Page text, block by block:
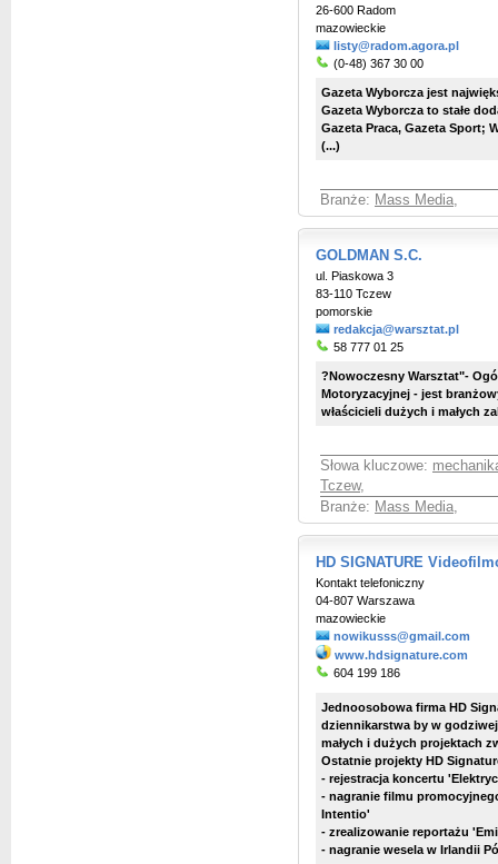
26-600 Radom
mazowieckie
listy@radom.agora.pl
(0-48) 367 30 00
Gazeta Wyborcza jest
Gazeta Wyborcza to stałe
Gazeta Praca, Gazeta Sport;
(...)
Branże: Mass Media,
GOLDMAN S.C.
ul. Piaskowa 3
83-110 Tczew
pomorskie
redakcja@warsztat.pl
58 777 01 25
?Nowoczesny Warsztat"-
Motoryzacyjnej - jest
właścicieli dużych i małych
Słowa kluczowe:
Tczew,
Branże: Mass Media,
HD SIGNATURE
Kontakt telefoniczny
04-807 Warszawa
mazowieckie
nowikusss@gmail.com
www.hdsignature.com
604 199 186
Jednoosobowa firma HD
dziennikarstwa by w
małych i dużych projektach
Ostatnie projekty HD
- rejestracja koncertu
- nagranie filmu
Intentio'
- zrealizowanie reportażu
- nagranie wesela w Irlandii